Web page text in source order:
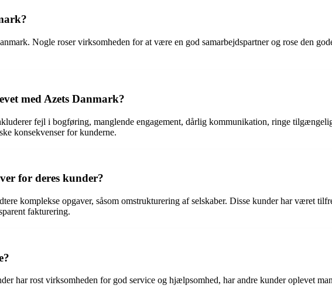
Nogle roser virksomheden for at være en god samarbejdspartner og rose den
med Azets Danmark?
fejl i bogføring, manglende engagement, dårlig kommunikation, ringe
konsekvenser for kunderne.
for deres kunder?
komplekse opgaver, såsom omstrukturering af selskaber. Disse kunder har været
fakturering.
har rost virksomheden for god service og hjælpsomhed, har andre kunder oplevet